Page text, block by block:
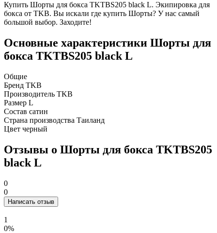
Купить Шорты для бокса TKTBS205 black L. Экипировка для
бокса от TKB. Вы искали где купить Шорты? У нас самый
большой выбор. Заходите!
Основные характеристики Шорты для
бокса TKTBS205 black L
Общие
Бренд TKB
Производитель TKB
Размер L
Состав сатин
Страна производства Таиланд
Цвет черный
Отзывы о Шорты для бокса TKTBS205
black L
0
0
Написать отзыв
1
0%